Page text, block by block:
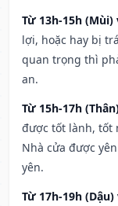
Từ 13h-15h
lợi, hoặc hay bị
quan trọng thì
an.
Từ 15h-17h
được tốt lành, tốt
Nhà cửa được
yên.
Từ 17h-19h